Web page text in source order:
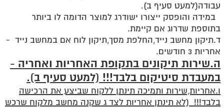
עבודה(למעט סעיף ב).
במידה והופסק ייצורו ישודרג למוצר הדומה לו ביותר
בתוספת שדרוג אם קיימת.
ד.תיקון מחשב נייד,החלפת מסך,תיקון לוח אם במחשב נייד -
אחריות 3 חודשים.
ה.שירות תיקונים בתקופת האחריות ואחריה -
במעבדת סיטיקום בלבד!!! (למעט סעיף ב).
ו.אחריות,שירות ותמיכה תינתן ללקוח שביצע את הרכישה
בלבד!!! (לא תינתן אחריות לצד ג שקנה מחשב מלקוח שרכש